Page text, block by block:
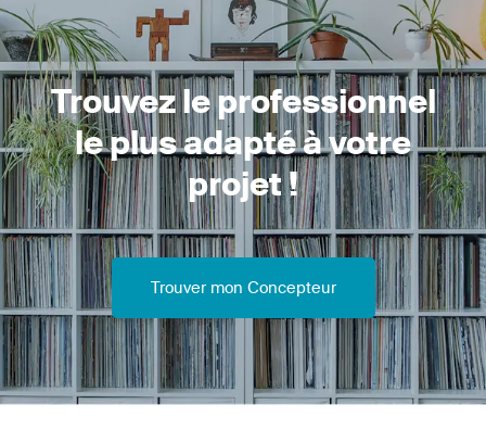
Trouvez le professionnel
le plus adapté à votre
projet !
Trouver mon Concepteur